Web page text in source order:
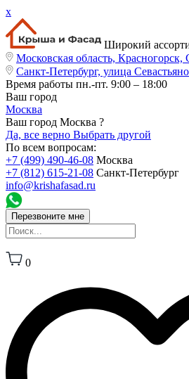
x
Широкий
Московская область, Красногорск,
Санкт-Петербург, улица
Время работы пн.-пт. 9:00 – 18:00
Ваш город
Москва
Ваш город Москва ?
Да, все верно Выбрать другой
По всем вопросам:
+7 (499) 490-46-08 Москва
+7 (812) 615-21-08 Санкт-Петербург
info@krishafasad.ru
Перезвоните мне
0